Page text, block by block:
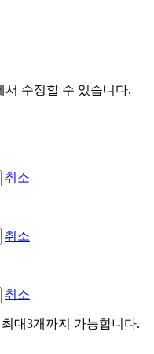
수정할 수 있습니다.
취소
취소
취소
대3개까지 가능합니다.